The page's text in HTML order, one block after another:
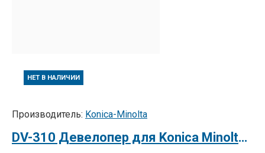
НЕТ В НАЛИЧИИ
Производитель: Konica-Minolta
DV-310 Девелопер для Konica Minolta bizhub 250 (8938451)